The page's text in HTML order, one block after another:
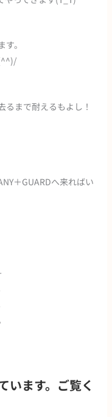
。
るまで耐えるもよし！
＋GUARDへ来ればい
います。ご覧く